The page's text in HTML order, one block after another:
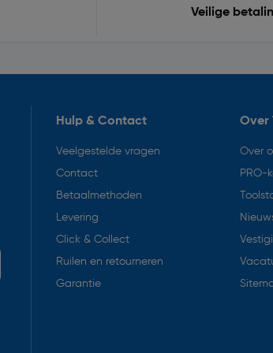
Veilige
Hulp & Contact
Veelgestelde vragen
Contact
Betaalmethoden
Levering
Click & Collect
Ruilen en retourneren
Garantie
Over
Over
PRO-